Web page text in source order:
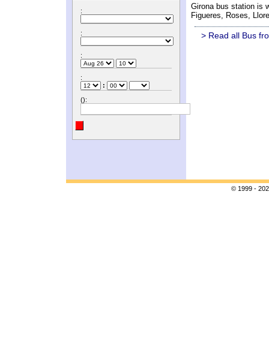
:
:
:
:
:
():
Girona bus station is
Figueres, Roses,
> Read all Bus
© 1999 -